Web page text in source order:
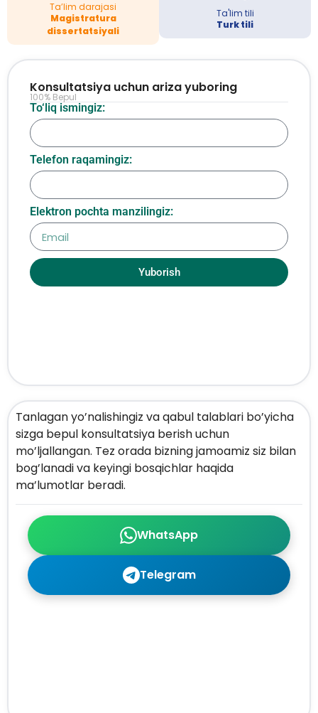
Ta’lim darajasi
Magistratura
dissertatsiyali
Ta'lim tili
Turk tili
WhatsApp
Telegram
Tanlagan yo’nalishingiz va qabul talablari bo’yicha
sizga bepul konsultatsiya berish uchun
mo’ljallangan. Tez orada bizning jamoamiz siz bilan
bog’lanadi va keyingi bosqichlar haqida
ma’lumotlar beradi.
To‘liq ismingiz:
Telefon raqamingiz:
Elektron pochta manzilingiz:
Yuborish
Konsultatsiya uchun ariza yuboring
100% Bepul